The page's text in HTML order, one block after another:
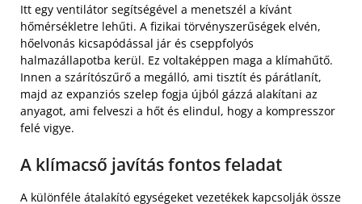
Itt egy ventilátor segítségével a menetszél a kívánt
hőmérsékletre lehűti. A fizikai törvényszerűségek elvén,
hőelvonás kicsapódással jár és cseppfolyós
halmazállapotba kerül. Ez voltaképpen maga a klímahűtő.
Innen a szárítószűrő a megálló, ami tisztít és párátlanít,
majd az expanziós szelep fogja újból gázzá alakítani az
anyagot, ami felveszi a hőt és elindul, hogy a kompresszor
felé vigye.
A klímacső javítás fontos feladat
A különféle átalakító egységeket vezetékek kapcsolják össze